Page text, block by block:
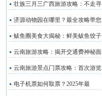
壮族三月三广西旅游攻略：不走寻
济源动物园在哪里？最全攻略带您
鲅鱼圈美食大揭秘：鲜美鲅鱼饺子
云南旅游攻略：揭开交通费神秘面
云南旅游景点门票攻略：首次游览
电子机票如何取票？2025年最